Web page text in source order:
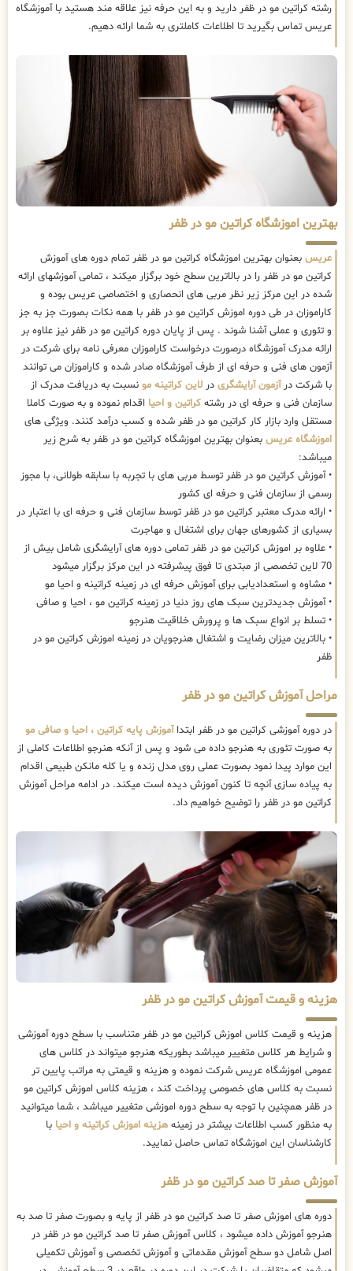
رشته کراتین مو در ظفر دارید و به این حرفه نیز علاقه مند هستید با آموزشگاه
عریس تماس بگیرید تا اطلاعات کاملتری به شما ارائه دهیم.
بهترین اموزشگاه کراتین مو در ظفر
عریس بعنوان بهترین اموزشگاه کراتین مو در ظفر تمام دوره های آموزش
کراتین مو در ظفر را در بالاترین سطح خود برگزار میکند ، تمامی آموزشهای ارائه
شده در این مرکز زیر نظر مربی های انحصاری و اختصاصی عریس بوده و
کاراموزان در طی دوره اموزش کراتین مو در ظفر با همه نکات بصورت جز به جز
و تئوری و عملی آشنا شوند . پس از پایان دوره کراتین مو در ظفر نیز علاوه بر
ارائه مدرک آموزشگاه درصورت درخواست کاراموزان معرفی نامه برای شرکت در
آزمون های فنی و حرفه ای از طرف آموزشگاه صادر شده و کاراموزان می توانند
با شرکت درآزمون آرایشگری در لاین کراتینه مو نسبت به دریافت مدرک از
سازمان فنی و حرفه ای در رشته کراتین و احیا اقدام نموده و به صورت کاملا
مستقل وارد بازار کار کراتین مو در ظفر شده و کسب درآمد کنند. ویژگی های
اموزشگاه عریس بعنوان بهترین اموزشگاه کراتین مو در ظفر به شرح زیر
میباشد:
• آموزش کراتین مو در ظفر توسط مربی های با تجربه با سابقه طولانی، با مجوز
رسمی از سازمان فنی و حرفه ای کشور
• ارائه مدرک معتبر کراتین مو در ظفر توسط سازمان فنی و حرفه ای با اعتبار در
بسیاری از کشورهای جهان برای اشتغال و مهاجرت
• علاوه بر اموزش کراتین مو در ظفر تمامی دوره های آرایشگری شامل بیش از
70 لاین تخصصی از مبتدی تا فوق پیشرفته در این مرکز برگزار میشود
• مشاوه و استعدادیابی برای آموزش حرفه ای در زمینه کراتینه و احیا مو
• آموزش جدیدترین سبک های روز دنیا در زمینه کراتین مو ، احیا و صافی
• تسلط بر انواع سبک ها و پرورش خلاقیت هنرجو
• بالاترین میزان رضایت و اشتغال هنرجویان در زمینه اموزش کراتین مو در
ظفر
مراحل آموزش کراتین مو در ظفر
در دوره آموزشی کراتین مو در ظفر ابتداآموزش پایه کراتین ، احیا و صافی مو
به صورت تئوری به هنرجو داده می شود و پس از آنکه هنرجو اطلاعات کاملی از
این موارد پیدا نمود بصورت عملی روی مدل زنده و یا کله مانکن طبیعی اقدام
به پیاده سازی آنچه تا کنون آموزش دیده است میکند. در ادامه مراحل آموزش
کراتین مو در ظفر را توضیح خواهیم داد.
هزینه و قیمت آموزش کراتین مو در ظفر
هزینه و قیمت کلاس اموزش کراتین مو در ظفر متناسب با سطح دوره آموزشی
و شرایط هر کلاس متغییر میباشد بطوریکه هنرجو میتواند در کلاس های
عمومی اموزشگاه عریس شرکت نموده و هزینه و قیمتی به مراتب پایین تر
نسبت به کلاس های خصوصی پرداخت کند ، هزینه کلاس اموزش کراتین مو
در ظفر همچنین با توجه به سطح دوره اموزشی متغییر میباشد ، شما میتوانید
به منظور کسب اطلاعات بیشتر در زمینه هزینه اموزش کراتینه و احیا با
کارشناسان این اموزشگاه تماس حاصل نمایید.
آموزش صفر تا صد کراتین مو در ظفر
دوره های اموزش صفر تا صد کراتین مو در ظفر از پایه و بصورت صفر تا صد به
هنرجو آموزش داده میشود ، کلاس آموزش صفر تا صد کراتین مو در ظفر در
اصل شامل دو سطح آموزش مقدماتی و آموزش تخصصی و آموزش تکمیلی